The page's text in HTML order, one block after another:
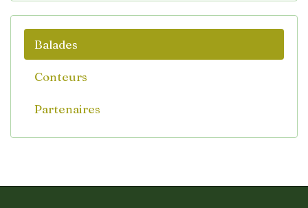
Balades
Conteurs
Partenaires